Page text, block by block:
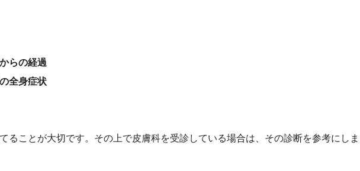
らの経過
全身症状
ることが大切です。その上で皮膚科を受診している場合は、その診断を参考にしま